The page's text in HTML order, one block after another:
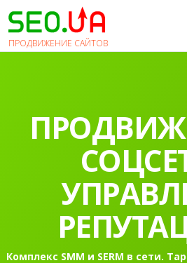
ПРОДВИЖЕНИЕ САЙТОВ
Комплекс SMM и SERM в сети.